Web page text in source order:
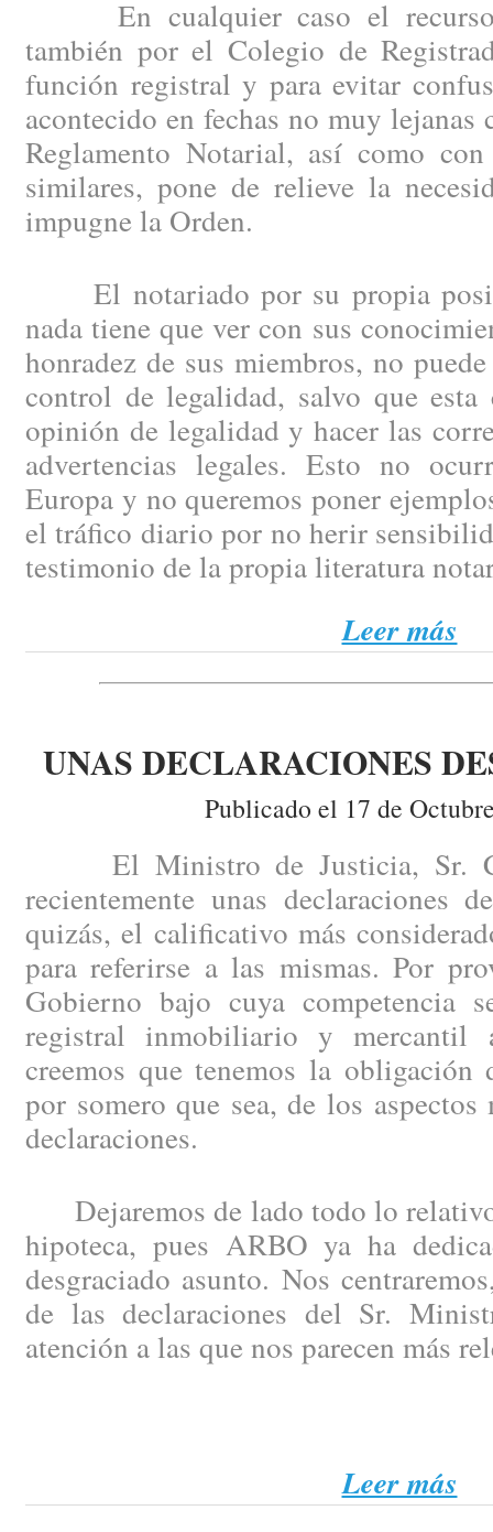
En cualquier caso el recurso
también por el Colegio de
función registral y para evitar
acontecido en fechas no muy
Reglamento Notarial, así como
similares, pone de relieve la
impugne la Orden.
El notariado por su propia
nada tiene que ver con sus
honradez de sus miembros, no
control de legalidad, salvo que
opinión de legalidad y hacer las
advertencias legales. Esto no
Europa y no queremos poner
el tráfico diario por no herir
testimonio de la propia literatura
Leer más
UNAS DECLARACIONES
Publicado el 17 de
El Ministro de Justicia, Sr.
recientemente unas declaraciones
quizás, el calificativo más
para referirse a las mismas. Por
Gobierno bajo cuya competencia
registral inmobiliario y mercantil
creemos que tenemos la
por somero que sea, de los aspectos
declaraciones.
Dejaremos de lado todo lo relativo
hipoteca, pues ARBO ya ha
desgraciado asunto. Nos
de las declaraciones del Sr.
atención a las que nos parecen más
Leer más